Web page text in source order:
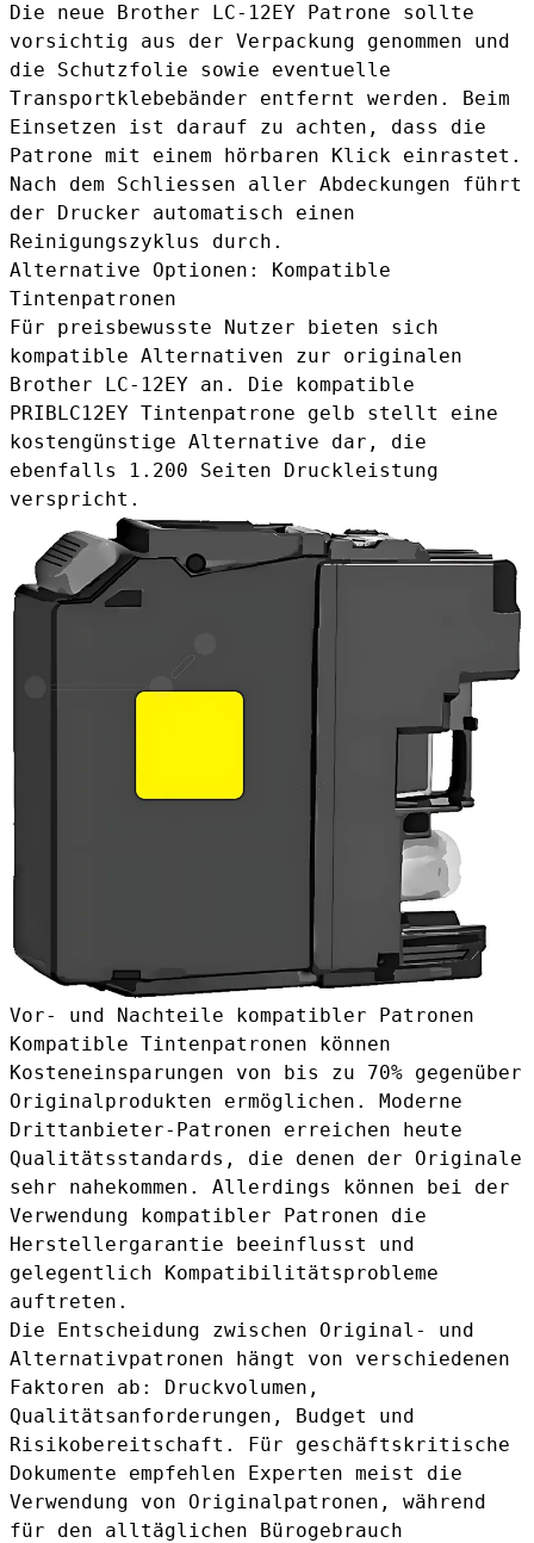
Die neue Brother LC-12EY Patrone sollte
vorsichtig aus der Verpackung genommen und
die Schutzfolie sowie eventuelle
Transportklebebänder entfernt werden. Beim
Einsetzen ist darauf zu achten, dass die
Patrone mit einem hörbaren Klick einrastet.
Nach dem Schliessen aller Abdeckungen führt
der Drucker automatisch einen
Reinigungszyklus durch.
Alternative Optionen: Kompatible
Tintenpatronen
Für preisbewusste Nutzer bieten sich
kompatible Alternativen zur originalen
Brother LC-12EY an. Die kompatible
PRIBLC12EY Tintenpatrone gelb stellt eine
kostengünstige Alternative dar, die
ebenfalls 1.200 Seiten Druckleistung
verspricht.
Vor- und Nachteile kompatibler Patronen
Kompatible Tintenpatronen können
Kosteneinsparungen von bis zu 70% gegenüber
Originalprodukten ermöglichen. Moderne
Drittanbieter-Patronen erreichen heute
Qualitätsstandards, die denen der Originale
sehr nahekommen. Allerdings können bei der
Verwendung kompatibler Patronen die
Herstellergarantie beeinflusst und
gelegentlich Kompatibilitätsprobleme
auftreten.
Die Entscheidung zwischen Original- und
Alternativpatronen hängt von verschiedenen
Faktoren ab: Druckvolumen,
Qualitätsanforderungen, Budget und
Risikobereitschaft. Für geschäftskritische
Dokumente empfehlen Experten meist die
Verwendung von Originalpatronen, während
für den alltäglichen Bürogebrauch